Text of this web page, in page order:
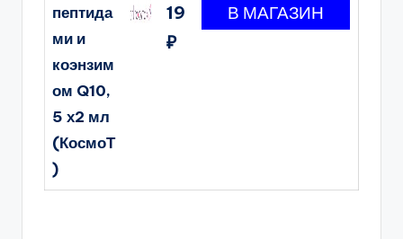
пептида
ми и
коэнзим
ом Q10,
5 х2 мл
(КосмоТ
)
19
₽